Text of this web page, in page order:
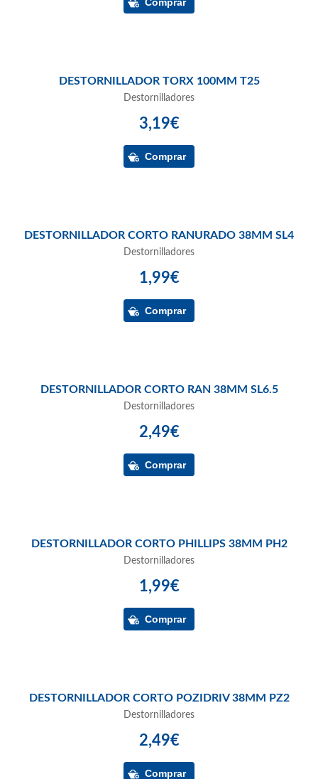
DESTORNILLADOR TORX 100MM T25
Destornilladores
3,19€
DESTORNILLADOR CORTO RANURADO 38MM SL4
Destornilladores
1,99€
DESTORNILLADOR CORTO RAN 38MM SL6.5
Destornilladores
2,49€
DESTORNILLADOR CORTO PHILLIPS 38MM PH2
Destornilladores
1,99€
DESTORNILLADOR CORTO POZIDRIV 38MM PZ2
Destornilladores
2,49€